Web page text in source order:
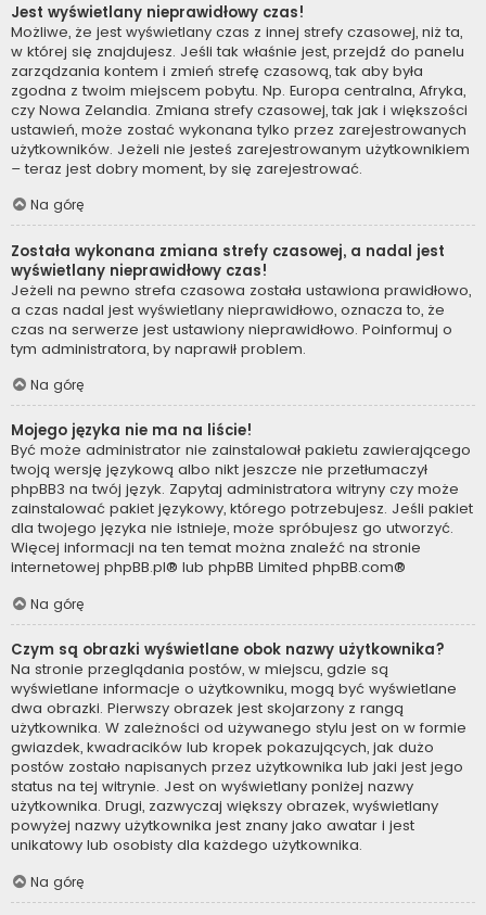
Jest wyświetlany nieprawidłowy czas!
Możliwe, że jest wyświetlany czas z innej strefy czasowej, niż ta,
w której się znajdujesz. Jeśli tak właśnie jest, przejdź do panelu
zarządzania kontem i zmień strefę czasową, tak aby była
zgodna z twoim miejscem pobytu. Np. Europa centralna, Afryka,
czy Nowa Zelandia. Zmiana strefy czasowej, tak jak i większości
ustawień, może zostać wykonana tylko przez zarejestrowanych
użytkowników. Jeżeli nie jesteś zarejestrowanym użytkownikiem
– teraz jest dobry moment, by się zarejestrować.
Na górę
Została wykonana zmiana strefy czasowej, a nadal jest
wyświetlany nieprawidłowy czas!
Jeżeli na pewno strefa czasowa została ustawiona prawidłowo,
a czas nadal jest wyświetlany nieprawidłowo, oznacza to, że
czas na serwerze jest ustawiony nieprawidłowo. Poinformuj o
tym administratora, by naprawił problem.
Na górę
Mojego języka nie ma na liście!
Być może administrator nie zainstalował pakietu zawierającego
twoją wersję językową albo nikt jeszcze nie przetłumaczył
phpBB3 na twój język. Zapytaj administratora witryny czy może
zainstalować pakiet językowy, którego potrzebujesz. Jeśli pakiet
dla twojego języka nie istnieje, może spróbujesz go utworzyć.
Więcej informacji na ten temat można znaleźć na stronie
internetowej phpBB.pl® lub phpBB Limited phpBB.com®
Na górę
Czym są obrazki wyświetlane obok nazwy użytkownika?
Na stronie przeglądania postów, w miejscu, gdzie są
wyświetlane informacje o użytkowniku, mogą być wyświetlane
dwa obrazki. Pierwszy obrazek jest skojarzony z rangą
użytkownika. W zależności od używanego stylu jest on w formie
gwiazdek, kwadracików lub kropek pokazujących, jak dużo
postów zostało napisanych przez użytkownika lub jaki jest jego
status na tej witrynie. Jest on wyświetlany poniżej nazwy
użytkownika. Drugi, zazwyczaj większy obrazek, wyświetlany
powyżej nazwy użytkownika jest znany jako awatar i jest
unikatowy lub osobisty dla każdego użytkownika.
Na górę